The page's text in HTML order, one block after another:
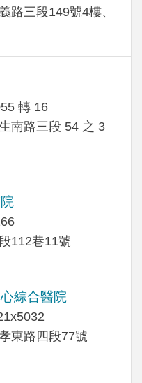
路三段149號4樓、
轉 16
南路三段 54 之 3
112巷11號
綜合醫院
東路四段77號